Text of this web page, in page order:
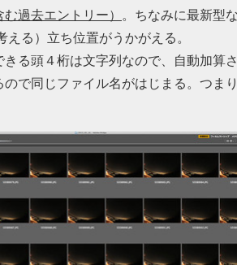
過去エントリー）
。ちなみに最新型
える）立ち位置がうかがえる。
る頭４桁は文字列なので、自動加算
ので同じファイル名がはじまる。つま